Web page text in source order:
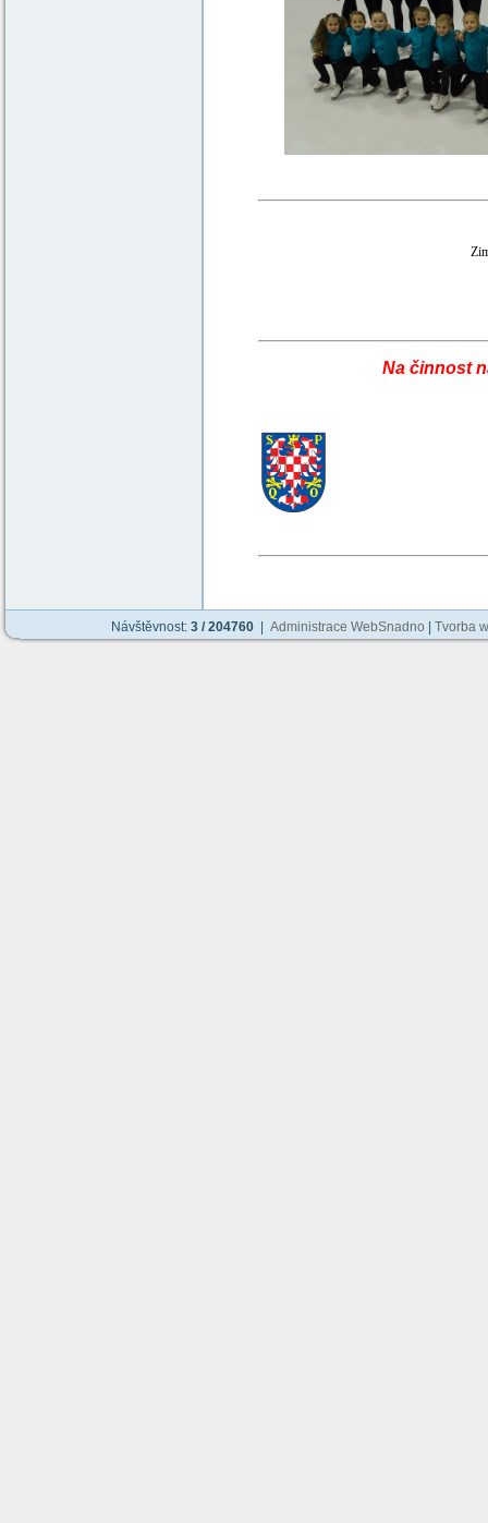
Na činnost
Návštěvnost: 3 / 204760 Administrace WebSnadno Tvorba